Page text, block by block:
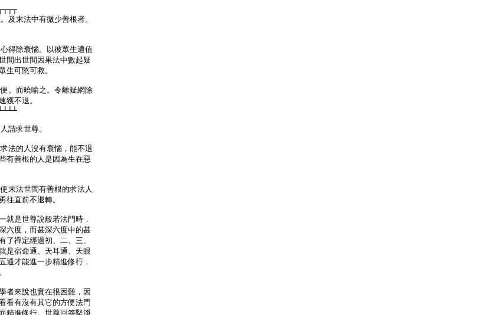
及末法中有微少善根者。
得除衰惱。以彼眾生遭值
間出世間因果法中數起疑
生可愍可救。
。而曉喻之。令離疑網除
獲不退。
請求世尊。
法的人沒有衰惱，能不退
有善根的人是因為生在惡
末法世間有善根的求法人
往直前不退轉。
就是世尊說般若法門時，
六度，而甚深六度中的甚
了禪定經過初、二、三、
是宿命通、天耳通、天眼
通才能進一步精進修行，
者來說也實在很困難，因
看有沒有其它的方便法門
精進修行。世尊回答堅淨